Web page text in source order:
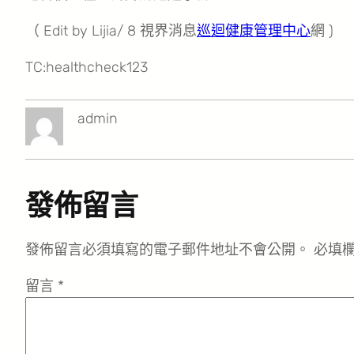
（ Edit by Lijia/ 8 視界消息巡迴健康管理中心網 )
TC:healthcheck123
admin
發佈留言
發佈留言必須填寫的電子郵件地址不會公開。 必填
留言 *